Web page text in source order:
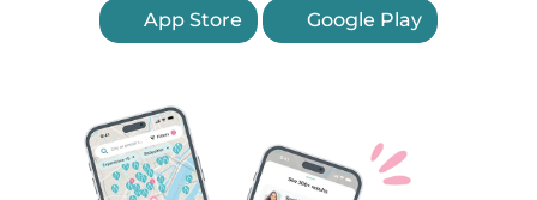
App Store Google Play